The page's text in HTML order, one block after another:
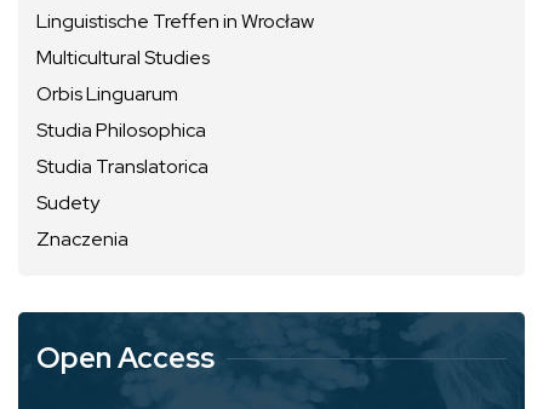
Linguistische Treffen in Wrocław
Multicultural Studies
Orbis Linguarum
Studia Philosophica
Studia Translatorica
Sudety
Znaczenia
Open Access